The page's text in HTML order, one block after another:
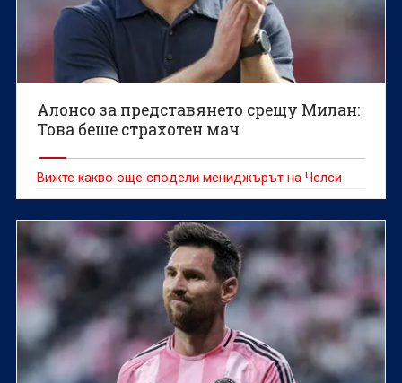
Алонсо за представянето срещу Милан:
Това беше страхотен мач
Вижте какво още сподели мениджърът на Челси